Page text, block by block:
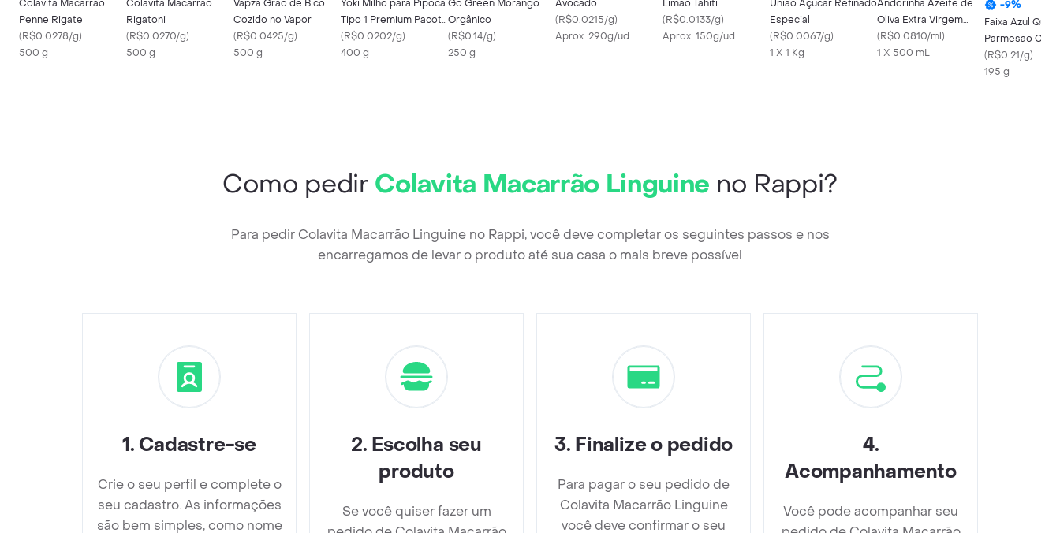
Colavita Macarrão
Penne Rigate
(R$0.0278/g)
500 g
Colavita Macarrão
Rigatoni
(R$0.0270/g)
500 g
Vapza Grão de Bico
Cozido no Vapor
(R$0.0425/g)
500 g
Yoki Milho para Pipoca
Tipo 1 Premium Pacote
400g
(R$0.0202/g)
400 g
Go Green Morango
Orgânico
(R$0.14/g)
250 g
Avocado
(R$0.0215/g)
Aprox. 290g/ud
Limão Tahiti
(R$0.0133/g)
Aprox. 150g/ud
União Açúcar Refinado
Especial
(R$0.0067/g)
1 X 1 Kg
Andorinha Azeite de
Oliva Extra Virgem
Português
(R$0.0810/ml)
1 X 500 mL
-9%
Faixa Azul
Parmesão
(R$0.21/g)
195 g
Como pedir Colavita Macarrão Linguine no Rappi?
Para pedir Colavita Macarrão Linguine no Rappi, você deve completar os seguintes passos e nos
encarregamos de levar o produto até sua casa o mais breve possível
1. Cadastre-se
Crie o seu perfil e complete o
seu cadastro. As informações
são bem simples, como nome
2. Escolha seu
produto
Se você quiser fazer um
3. Finalize o pedido
Para pagar o seu pedido de
Colavita Macarrão Linguine
você deve confirmar o seu
4.
Acompanhamento
Você pode acompanhar seu